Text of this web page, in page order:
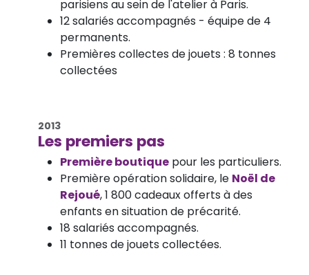
parisiens au sein de l'atelier à Paris.
12 salariés accompagnés - équipe de 4
permanents.
Premières collectes de jouets : 8 tonnes
collectées
2013
Les premiers pas
Première boutique pour les particuliers.
Première opération solidaire, le Noël de
Rejoué, 1 800 cadeaux offerts à des
enfants en situation de précarité.
18 salariés accompagnés.
11 tonnes de jouets collectées.